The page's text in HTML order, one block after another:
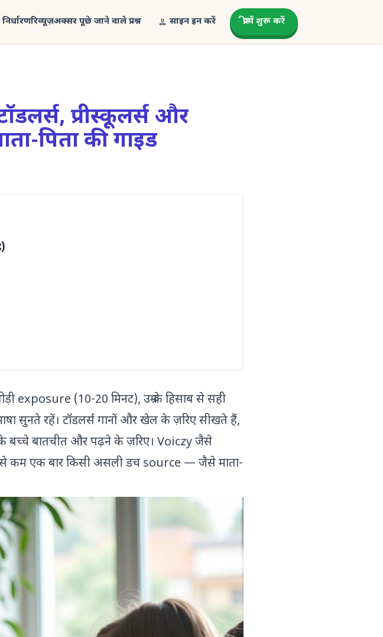
रिव्यूज़अक्सर पूछे जाने वाले प्रश्न साइन इन करें फ्री में शुरू करें
प्रीस्कूलर्स और
पिता की गाइड
क्यों ज़रूरी है)
क्या?
चाहिए?
exposure (10-20 मिनट), उम्र के हिसाब से सही
सुनते रहें। टॉडलर्स गानों और खेल के ज़रिए सीखते हैं,
के बच्चे बातचीत और पढ़ने के ज़रिए। Voiczy जैसे
कम एक बार किसी असली डच source — जैसे माता-